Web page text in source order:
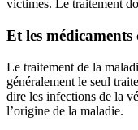
victimes. Le traitement
Et les
Le traitement de la
généralement le seul
dire les infections de la
l’origine de la maladie.